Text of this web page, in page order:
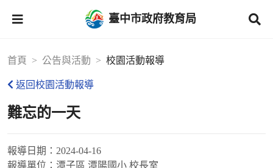
臺中市政府教育局
首頁 公告與活動 校園活動報導
返回校園活動報導
難忘的一天
報導日期： 2024-04-16
報導單位： 潭子區 潭陽國小 校長室